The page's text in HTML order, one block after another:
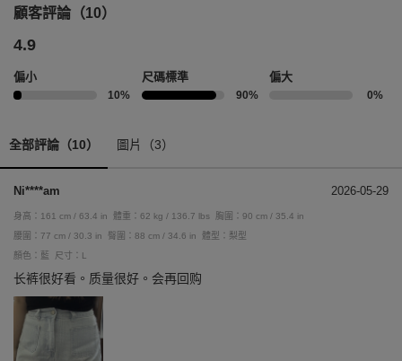
顧客評論（10）
4.9
偏小
10%
尺碼標準
90%
偏大
0%
全部評論（10） 圖片（3）
Ni****am 2026-05-29
身高：161 cm / 63.4 in 體重：62 kg / 136.7 lbs
胸圍：90 cm / 35.4 in
腰圍：77 cm / 30.3 in
臀圍：88 cm / 34.6 in
體型：梨型
顏色：藍
尺寸：L
长裤很好看。质量很好。会再回购